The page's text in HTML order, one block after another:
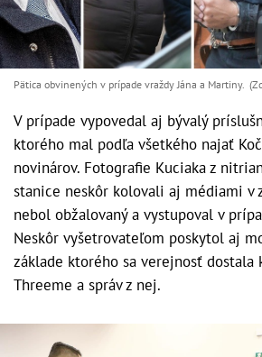
Pätica obvinených v prípade vraždy Jána a Martiny.
V prípade vypovedal aj bývalý
ktorého mal podľa všetkého najať
novinárov. Fotografie Kuciaka z
stanice neskôr kolovali aj médiami v
nebol obžalovaný a vystupoval v
Neskôr vyšetrovateľom poskytol aj
základe ktorého sa verejnosť dostala
Threeme a správ z nej.